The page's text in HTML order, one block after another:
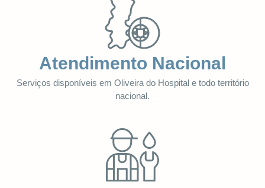
Atendimento Nacional
Serviços disponíveis em Oliveira do Hospital e todo território
nacional.